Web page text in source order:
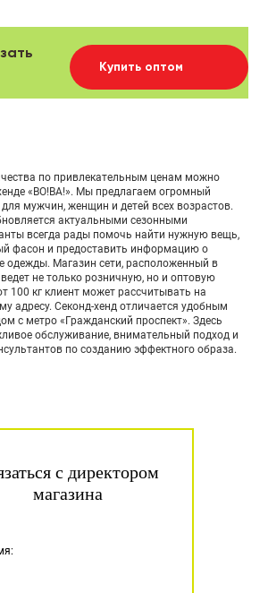
Купить оптом
по привлекательным ценам можно
«ВО!ВА!». Мы предлагаем огромный
мужчин, женщин и детей всех возрастов.
актуальными сезонными
всегда рады помочь найти нужную вещь,
фасон и предоставить информацию о
одежды. Магазин сети, расположенный в
не только розничную, но и оптовую
100 кг клиент может рассчитывать на
адресу. Секонд-хенд отличается удобным
с метро «Гражданский проспект». Здесь
обслуживание, внимательный подход и
по созданию эффектного образа.
с директором
магазина